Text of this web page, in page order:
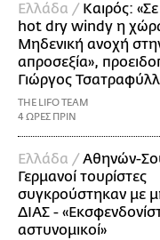
Ελλάδα / Καιρός:
hot dry windy η
Μηδενική ανοχή
απροσεξία»,
Γιώργος
THE LIFO TEAM
4 ΩΡΕΣ ΠΡΙΝ
Ελλάδα /Αθηνών-
Γερμανοί τουρίστες
συγκρούστηκαν με
ΔΙΑΣ -
αστυνομικοί»